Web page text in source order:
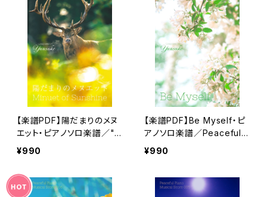
【楽譜PDF】陽だまりのメヌ
エット・ピアノソロ楽譜／"M
inuet of Sunshine" Peac
¥990
【楽譜PDF】Be Myself・ピ
アノソロ楽譜／Peaceful P
iano Musical Score 007
¥990